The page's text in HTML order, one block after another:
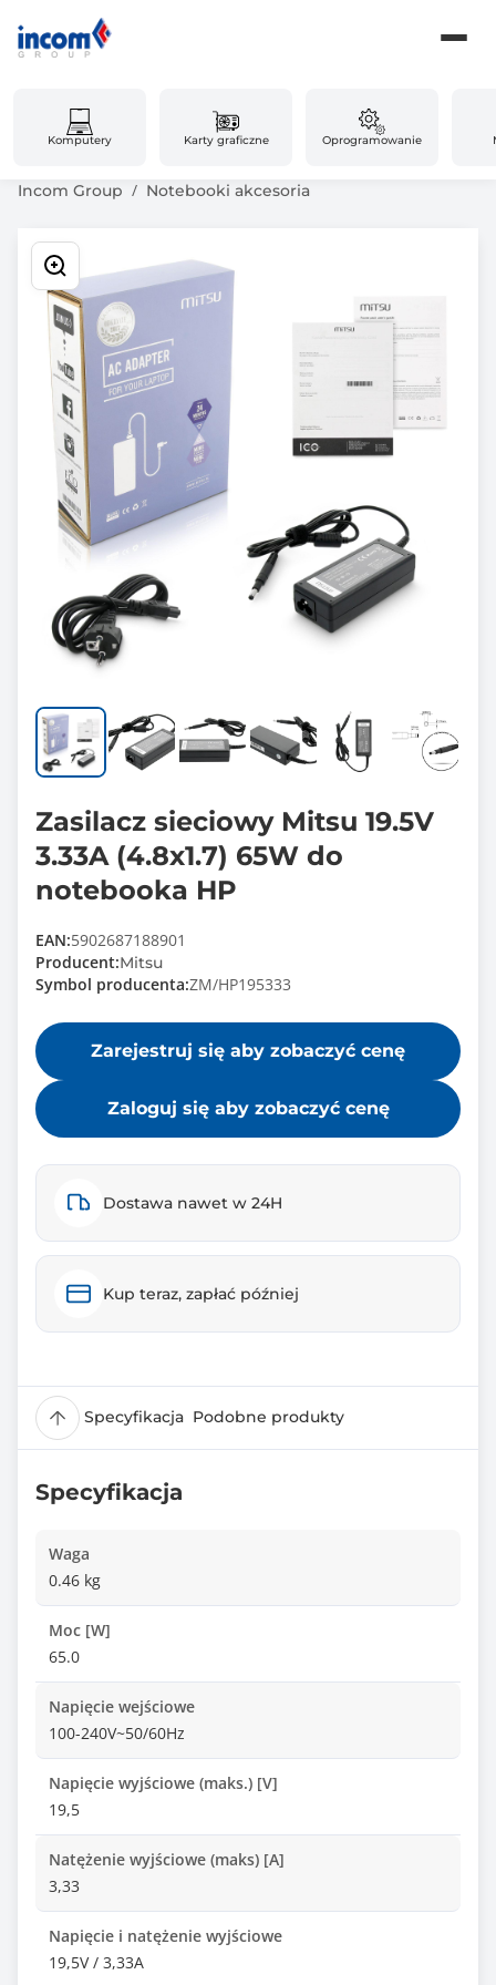
Komputery Karty graficzne Oprogramowanie
Incom Group Notebooki akcesoria
Zasilacz sieciowy Mitsu 19.5V
3.33A (4.8x1.7) 65W do
notebooka HP
EAN:5902687188901
Producent:Mitsu
Symbol producenta:ZM/HP195333
Zarejestruj się aby zobaczyć cenę
Zaloguj się aby zobaczyć cenę
Dostawa nawet w 24H
Kup teraz, zapłać później
Specyfikacja Podobne produkty
Specyfikacja
Waga
0.46 kg
Moc [W]
65.0
Napięcie wejściowe
100-240V~50/60Hz
Napięcie wyjściowe (maks.) [V]
19,5
Natężenie wyjściowe (maks) [A]
3,33
Napięcie i natężenie wyjściowe
19,5V / 3,33A